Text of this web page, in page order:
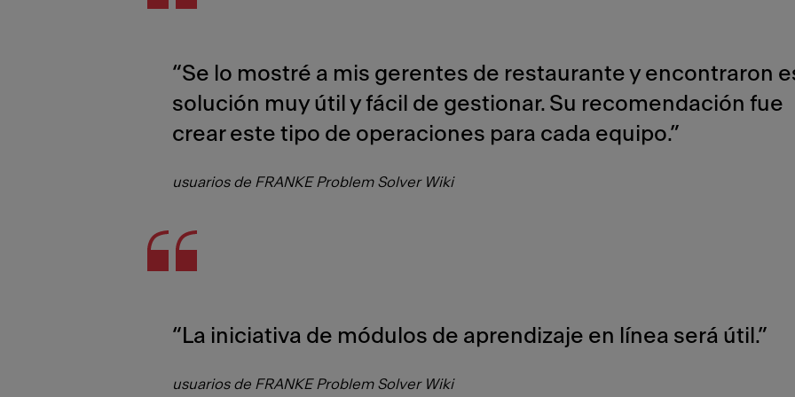
“Se lo mostré a mis gerentes de restaurante y encontraron
solución muy útil y fácil de gestionar. Su recomendación fue
crear este tipo de operaciones para cada equipo.”
usuarios de FRANKE Problem Solver Wiki
“La iniciativa de módulos de aprendizaje en línea será útil.”
usuarios de FRANKE Problem Solver Wiki